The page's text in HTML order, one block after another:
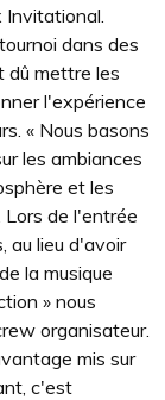
Invitational.
dans des
dû mettre les
l'expérience
« Nous basons
les ambiances
et les
de l'entrée
au lieu d'avoir
la musique
» nous
organisateur.
mis sur
c'est